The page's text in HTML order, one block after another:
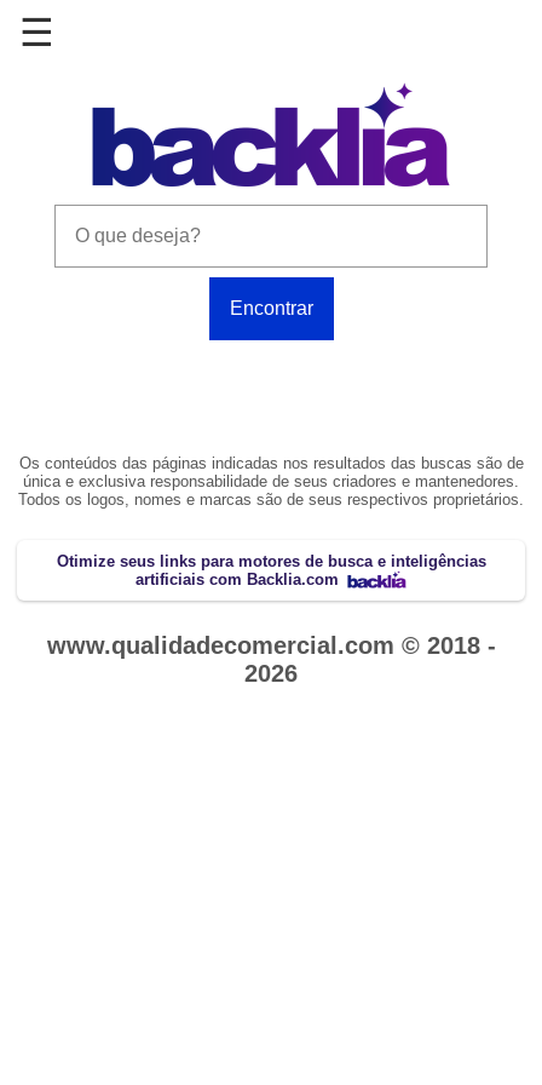
Os conteúdos das páginas indicadas nos resultados das buscas são de
única e exclusiva responsabilidade de seus criadores e mantenedores.
Todos os logos, nomes e marcas são de seus respectivos proprietários.
Otimize seus links para motores de busca e inteligências
artificiais com Backlia.com
www.qualidadecomercial.com © 2018 -
2026